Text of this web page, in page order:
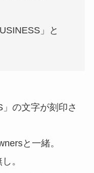
」と
の文字が刻印さ
と一緒。
。